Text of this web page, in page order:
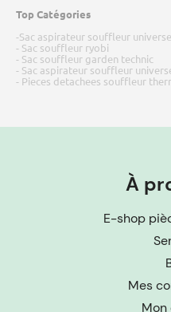
Top Catégories
-Sac aspirateur souffleur
- Sac souffleur ryobi
- Sac souffleur garden technic
- Sac aspirateur souffleur
- Pieces detachees souffleur
À
E-shop
Mes